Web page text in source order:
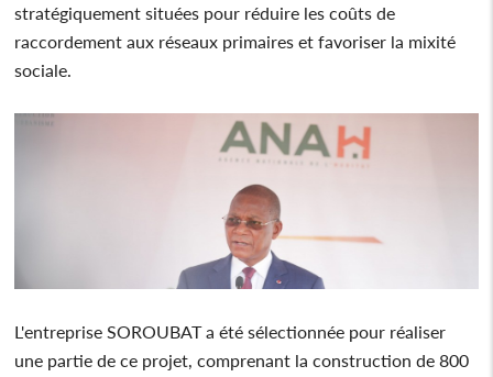
stratégiquement situées pour réduire les coûts de
raccordement aux réseaux primaires et favoriser la mixité
sociale.
L'entreprise SOROUBAT a été sélectionnée pour réaliser
une partie de ce projet, comprenant la construction de 800